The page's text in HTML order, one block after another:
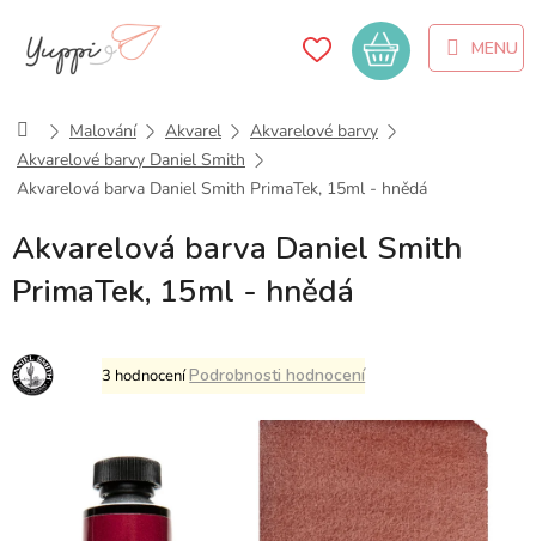
obsah
Nákupní
košík
DomůMalování Akvarel
Akvarelové barvy
Akvarelové barvy Daniel Smith
Akvarelová barva Daniel Smith PrimaTek, 15ml - hnědá
Akvarelová barva Daniel Smith
PrimaTek, 15ml - hnědá
Průměrné
hodnocení
5,0
z
5
hvězdiček.
3 hodnoceníPodrobnosti hodnocení